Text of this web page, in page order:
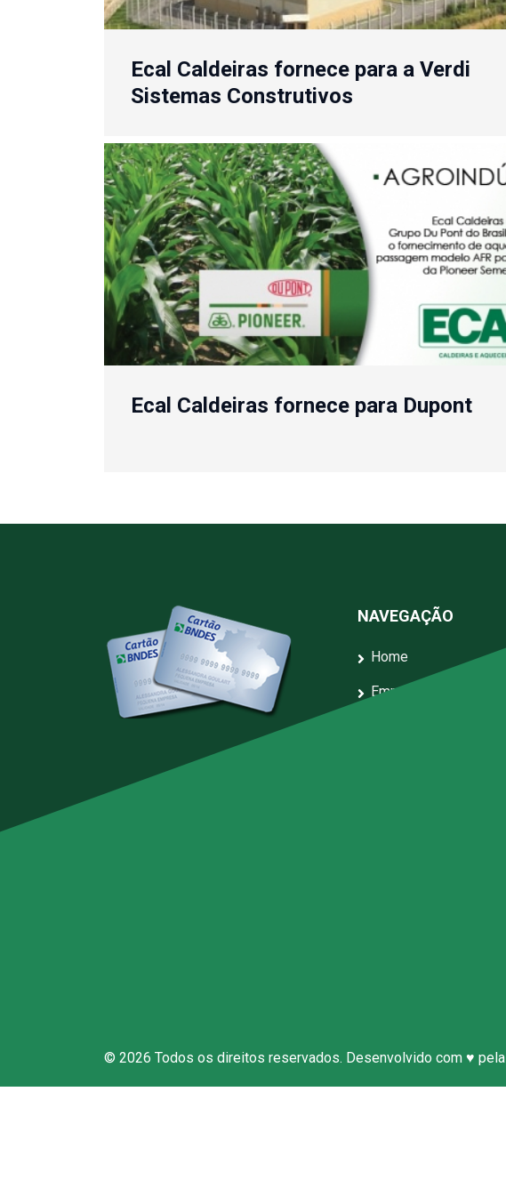
Ecal Caldeiras fornece para a Verdi
Sistemas Construtivos
Ecal Caldeiras fornece para Dupont
NAVEGAÇÃO
Home
Empresa
© 2026 Todos os direitos reservados. Desenvolvido com ♥ pela